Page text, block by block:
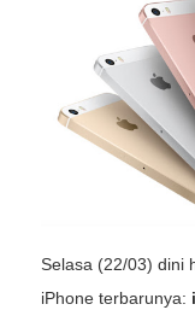
Selasa (22/03) dini
iPhone terbarunya: